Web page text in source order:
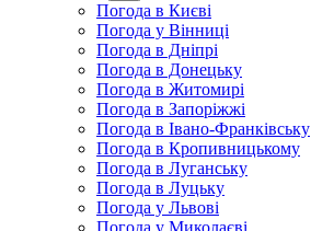
Погода в Києві
Погода у Вінниці
Погода в Дніпрі
Погода в Донецьку
Погода в Житомирі
Погода в Запоріжжі
Погода в Івано-Франківську
Погода в Кропивницькому
Погода в Луганську
Погода в Луцьку
Погода у Львові
Погода у Миколаєві